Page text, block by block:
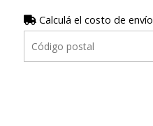
Calculá el costo de envío